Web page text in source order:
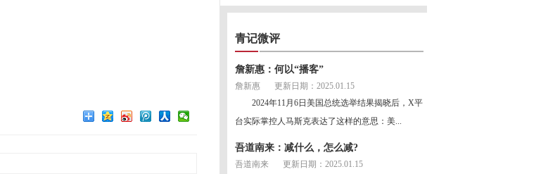
青记微评
詹新惠：何以“播客”
詹新惠
更新日期：2025.01.15
2024年11月6日美国总统选举结果揭晓后，X平
台实际掌控人马斯克表达了这样的意思：美...
吾道南来：减什么，怎么减?
吾道南来
更新日期：2025.01.15